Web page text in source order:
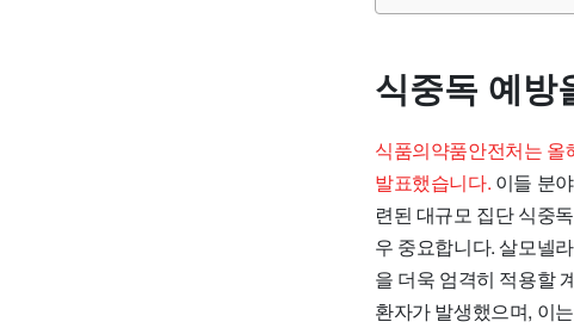
식중독 예방
식품의약품안전처는 올
발표했습니다. 이들 분
련된 대규모 집단 식중
우 중요합니다. 살모넬
을 더욱 엄격히 적용할
환자가 발생했으며, 이